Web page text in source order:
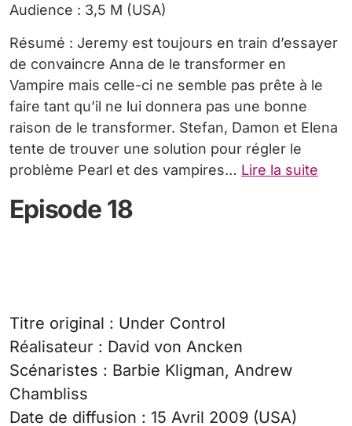
Audience : 3,5 M (USA)
Résumé : Jeremy est toujours en train d’essayer
de convaincre Anna de le transformer en
Vampire mais celle-ci ne semble pas prête à le
faire tant qu’il ne lui donnera pas une bonne
raison de le transformer. Stefan, Damon et Elena
tente de trouver une solution pour régler le
problème Pearl et des vampires… Lire la suite
Episode 18
Titre original : Under Control
Réalisateur : David von Ancken
Scénaristes : Barbie Kligman, Andrew
Chambliss
Date de diffusion : 15 Avril 2009 (USA)